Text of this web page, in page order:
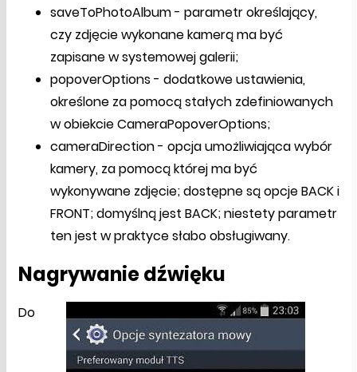
saveToPhotoAlbum - parametr określający,
czy zdjęcie wykonane kamerą ma być
zapisane w systemowej galerii;
popoverOptions - dodatkowe ustawienia,
określone za pomocą stałych zdefiniowanych
w obiekcie CameraPopoverOptions;
cameraDirection - opcja umożliwiająca wybór
kamery, za pomocą której ma być
wykonywane zdjęcie; dostępne są opcje BACK i
FRONT; domyślną jest BACK; niestety parametr
ten jest w praktyce słabo obsługiwany.
Nagrywanie dźwięku
Do